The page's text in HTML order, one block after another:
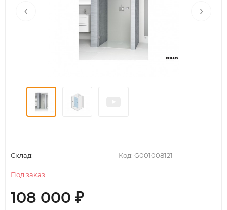
‹ ›
Код: G001008121
Склад:
Под заказ
108 000 ₽